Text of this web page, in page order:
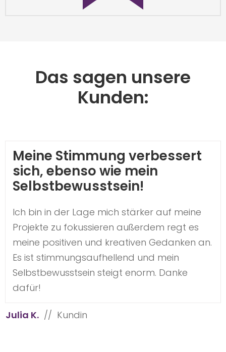
Das sagen unsere
Kunden:
Meine Stimmung verbessert
sich, ebenso wie mein
Selbstbewusstsein!
Ich bin in der Lage mich stärker auf meine
Projekte zu fokussieren außerdem regt es
meine positiven und kreativen Gedanken an.
Es ist stimmungsaufhellend und mein
Selbstbewusstsein steigt enorm. Danke
dafür!
Julia K. // Kundin